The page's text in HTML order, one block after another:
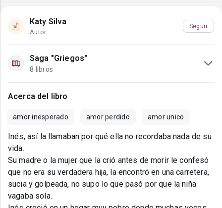
Katy Silva
Autor
Seguir
Saga "Griegos"
8 libros
Acerca del libro
amor inesperado amor perdido amor unico
Inés, así la llamaban por qué ella no recordaba nada de su
vida.
Su madre o la mujer que la crió antes de morir le confesó
que no era su verdadera hija, la encontró en una carretera,
sucia y golpeada, no supo lo que pasó por que la niña
vagaba sola.